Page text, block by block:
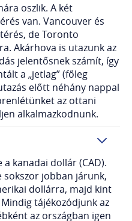
oszlik. A két
van. Vancouver és
de Toronto
Akárhova is utazunk az
jelentősnek számít, így
a „jetlag” (főleg
előtt néhány nappal
az ottani
alkalmazkodnunk.
kanadai dollár (CAD).
sokszor jobban járunk,
dollárra, majd kint
tájékozódjunk az
az országban igen